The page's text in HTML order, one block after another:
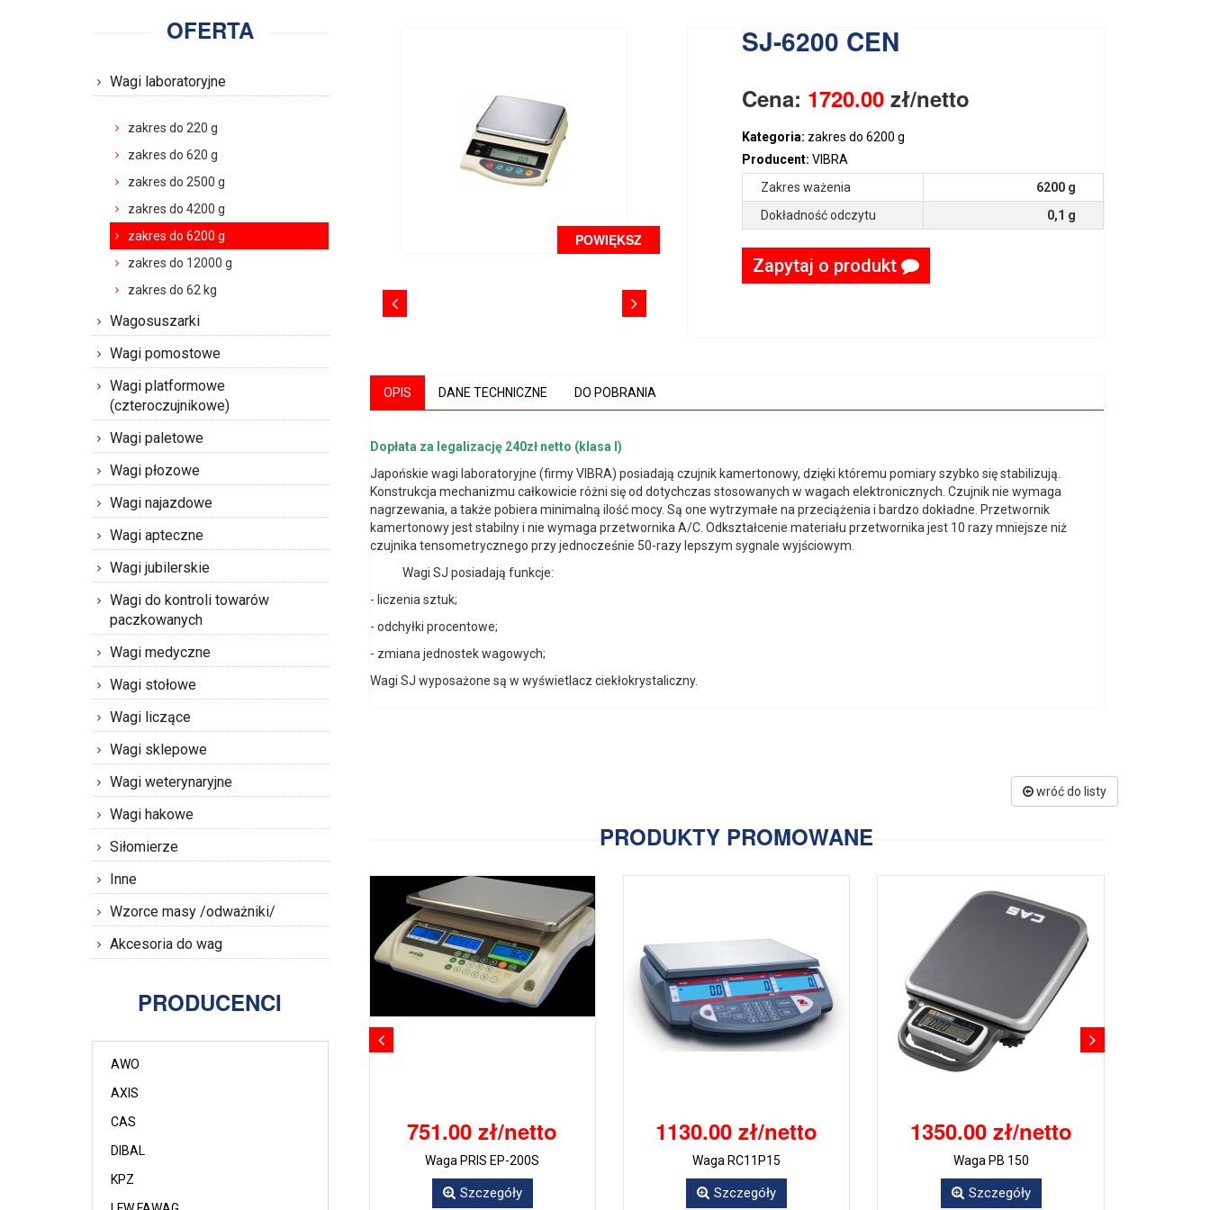
OFERTA
Wagi laboratoryjne
zakres do 220 g
zakres do 620 g
zakres do 2500 g
zakres do 4200 g
zakres do 6200 g
zakres do 12000 g
zakres do 62 kg
Wagosuszarki
Wagi pomostowe
Wagi platformowe
(czteroczujnikowe)
Wagi paletowe
Wagi płozowe
Wagi najazdowe
Wagi apteczne
Wagi jubilerskie
Wagi do kontroli towarów
paczkowanych
Wagi medyczne
Wagi stołowe
Wagi liczące
Wagi sklepowe
Wagi weterynaryjne
Wagi hakowe
Siłomierze
Inne
Wzorce masy /odważniki/
Akcesoria do wag
PRODUCENCI
AWO
AXIS
CAS
DIBAL
KPZ
POWIĘKSZ
SJ-6200 CEN
Cena: 1720.00zł/netto
Kategoria: zakres do 6200 g
Producent: VIBRA
Zakres ważenia
6200 g
Dokładność odczytu
0,1 g
Zapytaj o produkt
OPIS DANE TECHNICZNE DO POBRANIA
Dopłata za legalizację 240zł netto (klasa I)
Japońskie wagi laboratoryjne (firmy VIBRA) posiadają czujnik kamertonowy, dzięki któremu pomiary szybko się stabilizują.
Konstrukcja mechanizmu całkowicie różni się od dotychczas stosowanych w wagach elektronicznych. Czujnik nie wymaga
nagrzewania, a także pobiera minimalną ilość mocy. Są one wytrzymałe na przeciążenia i bardzo dokładne. Przetwornik
kamertonowy jest stabilny i nie wymaga przetwornika A/C. Odkształcenie materiału przetwornika jest 10 razy mniejsze niż
czujnika tensometrycznego przy jednocześnie 50-razy lepszym sygnale wyjściowym.
Wagi SJ posiadają funkcje:
- liczenia sztuk;
- odchyłki procentowe;
- zmiana jednostek wagowych;
Wagi SJ wyposażone są w wyświetlacz ciekłokrystaliczny.
wróć do listy
PRODUKTY PROMOWANE
751.00 zł/netto
Waga PRIS EP-200S
Szczegóły
1130.00 zł/netto
Waga RC11P15
Szczegóły
1350.00 zł/netto
Waga PB 150
Szczegóły